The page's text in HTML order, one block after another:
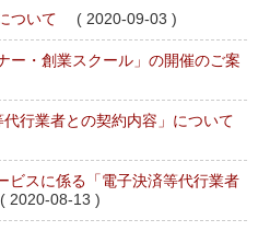
ついて ( 2020-09-03 )
ー・創業スクール」の開催のご案
行業者との契約内容」について
ビスに係る「電子決済等代行業者
2020-08-13 )